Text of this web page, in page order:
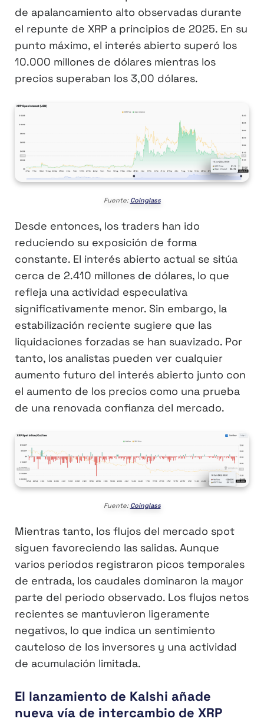
de apalancamiento alto observadas durante
el repunte de XRP a principios de 2025. En su
punto máximo, el interés abierto superó los
10.000 millones de dólares mientras los
precios superaban los 3,00 dólares.
Fuente: Coinglass
Desde entonces, los traders han ido
reduciendo su exposición de forma
constante. El interés abierto actual se sitúa
cerca de 2.410 millones de dólares, lo que
refleja una actividad especulativa
significativamente menor. Sin embargo, la
estabilización reciente sugiere que las
liquidaciones forzadas se han suavizado. Por
tanto, los analistas pueden ver cualquier
aumento futuro del interés abierto junto con
el aumento de los precios como una prueba
de una renovada confianza del mercado.
Fuente: Coinglass
Mientras tanto, los flujos del mercado spot
siguen favoreciendo las salidas. Aunque
varios periodos registraron picos temporales
de entrada, los caudales dominaron la mayor
parte del periodo observado. Los flujos netos
recientes se mantuvieron ligeramente
negativos, lo que indica un sentimiento
cauteloso de los inversores y una actividad
de acumulación limitada.
El lanzamiento de Kalshi añade
nueva vía de intercambio de XRP